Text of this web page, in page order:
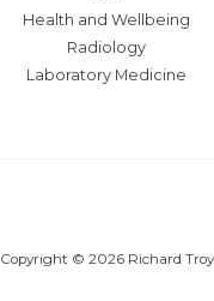
Health and Wellbeing
Radiology
Laboratory Medicine
Copyright © 2026 Richard Troy